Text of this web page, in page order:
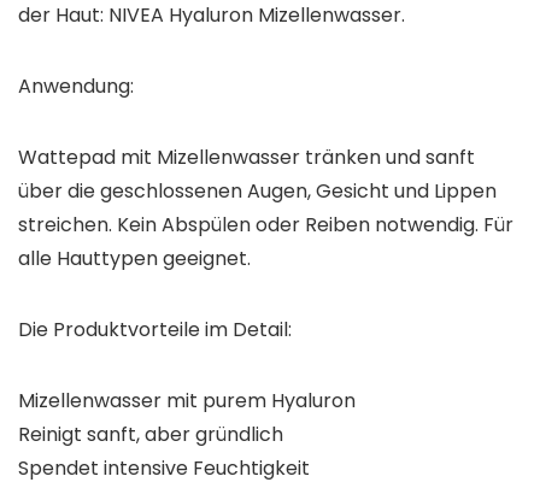
der Haut: NIVEA Hyaluron Mizellenwasser.
Anwendung:
Wattepad mit Mizellenwasser tränken und sanft
über die geschlossenen Augen, Gesicht und Lippen
streichen. Kein Abspülen oder Reiben notwendig. Für
alle Hauttypen geeignet.
Die Produktvorteile im Detail:
Mizellenwasser mit purem Hyaluron
Reinigt sanft, aber gründlich
Spendet intensive Feuchtigkeit